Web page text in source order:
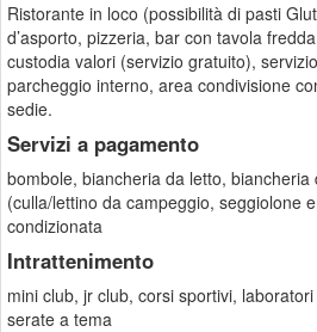
Ristorante in loco (possibilità di pasti
d’asporto, pizzeria, bar con tavola
custodia valori (servizio gratuito),
parcheggio interno, area condivisione
sedie.
Servizi a pagamento
bombole, biancheria da letto, biancheria
(culla/lettino da campeggio, seggiolone
condizionata
Intrattenimento
mini club, jr club, corsi sportivi,
serate a tema